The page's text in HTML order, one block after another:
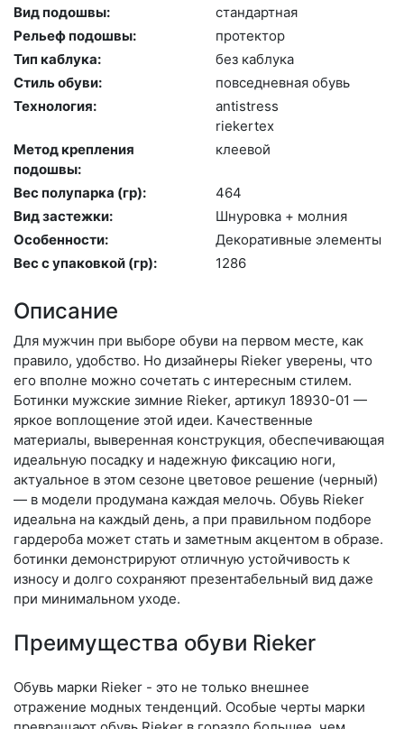
Вид подошвы:
стан­дарт­ная
Рельеф подошвы:
про­тек­тор
Тип каблука:
без каб­лу­ка
Стиль обуви:
пов­седнев­ная обувь
Технология:
an­tist­ress
ri­eker­tex
Метод крепления
подошвы:
кле­евой
Вес полупарка (гр):
464
Вид застежки:
Шну­ров­ка + мол­ния
Особенности:
Де­кора­тив­ные эле­мен­ты
Вес с упаковкой (гр):
1286
Описание
Для мужчин при выборе обуви на первом месте, как
правило, удобство. Но дизайнеры Rieker уверены, что
его вполне можно сочетать с интересным стилем.
Ботинки мужские зимние Rieker, артикул 18930-01 —
яркое воплощение этой идеи. Качественные
материалы, выверенная конструкция, обеспечивающая
идеальную посадку и надежную фиксацию ноги,
актуальное в этом сезоне цветовое решение (черный)
— в модели продумана каждая мелочь. Обувь Rieker
идеальна на каждый день, а при правильном подборе
гардероба может стать и заметным акцентом в образе.
ботинки демонстрируют отличную устойчивость к
износу и долго сохраняют презентабельный вид даже
при минимальном уходе.
Преимущества обуви Rieker
Обувь марки Rieker - это не только внешнее
отражение модных тенденций. Особые черты марки